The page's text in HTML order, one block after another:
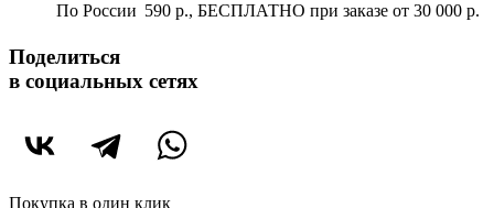
По России 590 р., БЕСПЛАТНО при заказе от 30 000 р.
Поделиться
в социальных сетях
Покупка в один клик